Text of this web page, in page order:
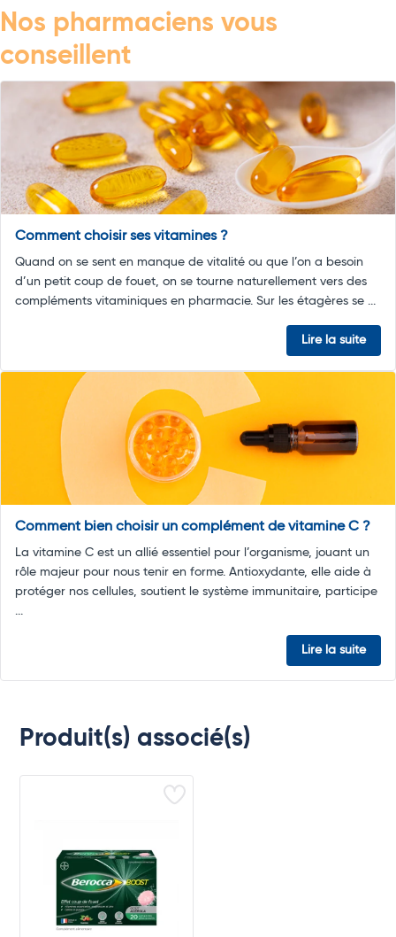
Nos pharmaciens vous
conseillent
Comment choisir ses vitamines ?
Quand on se sent en manque de vitalité ou que l’on a besoin
d’un petit coup de fouet, on se tourne naturellement vers des
compléments vitaminiques en pharmacie. Sur les étagères se ...
Lire la suite
Comment bien choisir un complément de vitamine C ?
La vitamine C est un allié essentiel pour l’organisme, jouant un
rôle majeur pour nous tenir en forme. Antioxydante, elle aide à
protéger nos cellules, soutient le système immunitaire, participe
...
Lire la suite
Produit(s) associé(s)